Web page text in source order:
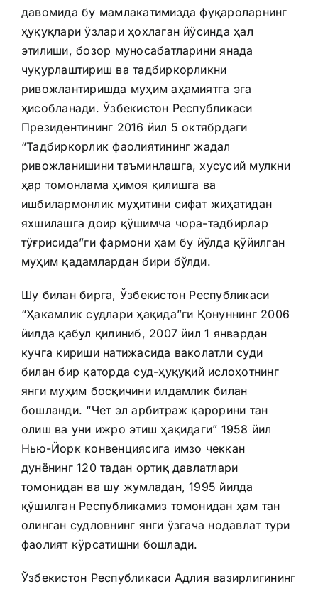
давомида бу мамлакатимизда фуқароларнинг
ҳуқуқлари ўзлари ҳохлаган йўсинда ҳал
этилиши, бозор муносабатларини янада
чуқурлаштириш ва тадбиркорликни
ривожлантиришда муҳим аҳамиятга эга
ҳисобланади. Ўзбекистон Республикаси
Президентининг 2016 йил 5 октябрдаги
“Тадбиркорлик фаолиятининг жадал
ривожланишини таъминлашга, хусусий мулкни
ҳар томонлама ҳимоя қилишга ва
ишбилармонлик муҳитини сифат жиҳатидан
яхшилашга доир қўшимча чора-тадбирлар
тўғрисида”ги фармони ҳам бу йўлда қўйилган
муҳим қадамлардан бири бўлди.
Шу билан бирга, Ўзбекистон Республикаси
“Ҳакамлик судлари ҳақида”ги Қонуннинг 2006
йилда қабул қилиниб, 2007 йил 1 январдан
кучга кириши натижасида ваколатли суди
билан бир қаторда суд-ҳуқуқий ислоҳотнинг
янги муҳим босқичини илдамлик билан
бошланди. “Чет эл арбитраж қарорини тан
олиш ва уни ижро этиш ҳақидаги” 1958 йил
Нью-Йорк конвенциясига имзо чеккан
дунёнинг 120 тадан ортиқ давлатлари
томонидан ва шу жумладан, 1995 йилда
қўшилган Республикамиз томонидан ҳам тан
олинган судловнинг янги ўзгача нодавлат тури
фаолият кўрсатишни бошлади.
Ўзбекистон Республикаси Адлия вазирлигининг